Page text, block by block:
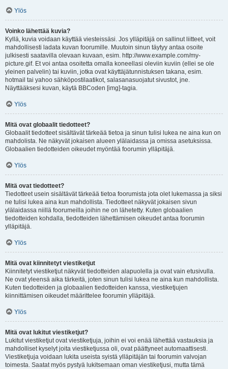
Ylös
Voinko lähettää kuvia?
Kyllä, kuvia voidaan käyttää viesteissäsi. Jos ylläpitäjä on sallinut liitteet, voit
mahdollisesti ladata kuvan foorumille. Muutoin sinun täytyy antaa osoite
julkisesti saatavilla olevaan kuvaan, esim. http://www.example.com/my-
picture.gif. Et voi antaa osoitetta omalla koneellasi oleviin kuviin (ellei se ole
yleinen palvelin) tai kuviin, jotka ovat käyttäjätunnistuksen takana, esim.
hotmail tai yahoo sähköpostilaatikot, salasanasuojatut sivustot, jne.
Näyttääksesi kuvan, käytä BBCoden [img]-tagia.
Ylös
Mitä ovat globaalit tiedotteet?
Globaalit tiedotteet sisältävät tärkeää tietoa ja sinun tulisi lukea ne aina kun on
mahdolista. Ne näkyvät jokaisen alueen ylälaidassa ja omissa asetuksissa.
Globaalien tiedotteiden oikeudet myöntää foorumin ylläpitäjä.
Ylös
Mitä ovat tiedotteet?
Tiedotteet usein sisältävät tärkeää tietoa foorumista jota olet lukemassa ja siksi
ne tulisi lukea aina kun mahdollista. Tiedotteet näkyvät jokaisen sivun
ylälaidassa niillä foorumeilla joihin ne on lähetetty. Kuten globaalien
tiedotteiden kohdalla, tiedotteiden lähettämisen oikeudet antaa foorumin
ylläpitäjä.
Ylös
Mitä ovat kiinnitetyt viestiketjut
Kiinnitetyt viestiketjut näkyvät tiedotteiden alapuolella ja ovat vain etusivulla.
Ne ovat yleensä aika tärkeitä, joten sinun tulisi lukea ne aina kun mahdollista.
Kuten tiedotteiden ja globaalien tiedotteiden kanssa, viestiketjujen
kiinnittämisen oikeudet määrittelee foorumin ylläpitäjä.
Ylös
Mitä ovat lukitut viestiketjut?
Lukitut viestiketjut ovat viestiketjuja, joihin ei voi enää lähettää vastauksia ja
mahdolliset kyselyt joita viestiketjussa oli, ovat päättyneet automaattisesti.
Viestiketjuja voidaan lukita useista syistä ylläpitäjän tai foorumin valvojan
toimesta. Saatat myös pystyä lukitsemaan oman viestiketjusi, mutta tämä